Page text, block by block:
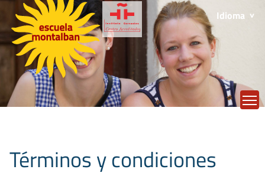
Idioma
Términos y condiciones